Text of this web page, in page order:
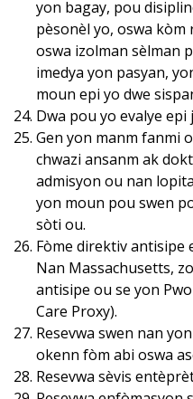
yon bagay, pou
pèsonèl yo, oswa
oswa izolman sèlman
imedya yon pasyan,
moun epi yo dwe
Dwa pou yo evalye
Gen yon manm fanmi
chwazi ansanm ak
admisyon ou nan
yon moun pou swen
sòti ou.
Fòme direktiv antisipe
Nan Massachusetts,
antisipe ou se yon
Care Proxy).
Resevwa swen nan
okenn fòm abi oswa
Resevwa sèvis